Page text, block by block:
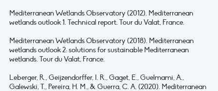
Mediterranean Wetlands Observatory (2012). Mediterranean
wetlands outlook 1. Technical report. Tour du Valat, France.
Mediterranean Wetlands Observatory (2018). Mediterranean
wetlands outlook 2: solutions for sustainable Mediterranean
wetlands. Tour du Valat, France.
Leberger, R., Geijzendorffer, I. R., Gaget, E., Guelmami, A.,
Galewski, T., Pereira, H. M., & Guerra, C. A. (2020). Mediterranean